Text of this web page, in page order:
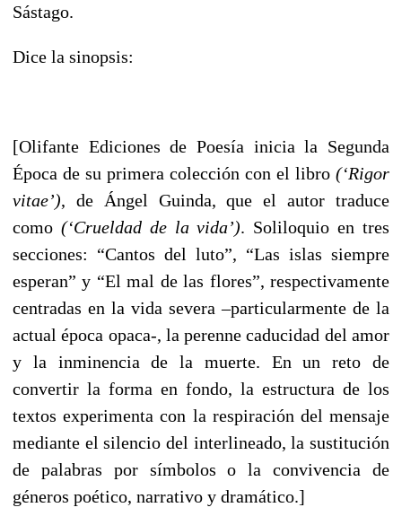
Sástago.
Dice la sinopsis:
[Olifante Ediciones de Poesía inicia la Segunda
Época de su primera colección con el libro (‘Rigor
vitae’), de Ángel Guinda, que el autor traduce
como (‘Crueldad de la vida’). Soliloquio en tres
secciones: “Cantos del luto”, “Las islas siempre
esperan” y “El mal de las flores”, respectivamente
centradas en la vida severa –particularmente de la
actual época opaca-, la perenne caducidad del amor
y la inminencia de la muerte. En un reto de
convertir la forma en fondo, la estructura de los
textos experimenta con la respiración del mensaje
mediante el silencio del interlineado, la sustitución
de palabras por símbolos o la convivencia de
géneros poético, narrativo y dramático.]